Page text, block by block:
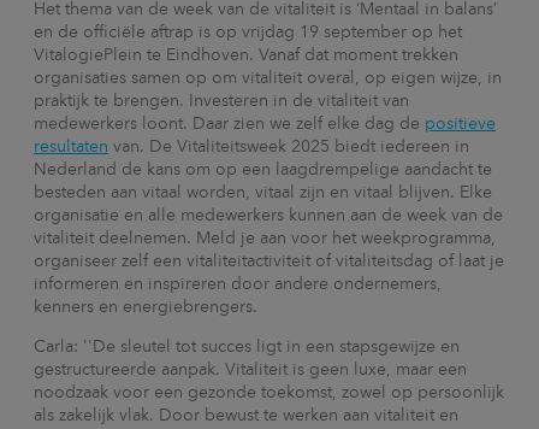
Het thema van de week van de vitaliteit is ‘Mentaal in balans’
en de officiële aftrap is op vrijdag 19 september op het
VitalogiePlein te Eindhoven. Vanaf dat moment trekken
organisaties samen op om vitaliteit overal, op eigen wijze, in
praktijk te brengen. Investeren in de vitaliteit van
medewerkers loont. Daar zien we zelf elke dag de positieve
resultaten van. De Vitaliteitsweek 2025 biedt iedereen in
Nederland de kans om op een laagdrempelige aandacht te
besteden aan vitaal worden, vitaal zijn en vitaal blijven. Elke
organisatie en alle medewerkers kunnen aan de week van de
vitaliteit deelnemen. Meld je aan voor het weekprogramma,
organiseer zelf een vitaliteitactiviteit of vitaliteitsdag of laat je
informeren en inspireren door andere ondernemers,
kenners en energiebrengers.
Carla: ''De sleutel tot succes ligt in een stapsgewijze en
gestructureerde aanpak. Vitaliteit is geen luxe, maar een
noodzaak voor een gezonde toekomst, zowel op persoonlijk
als zakelijk vlak. Door bewust te werken aan vitaliteit en